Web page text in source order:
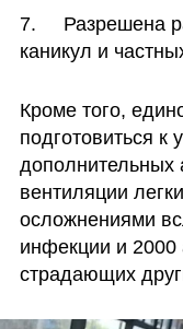
7.	Разрешена работа школ в формате летних
каникул и
Кроме того,
подготовиться к
дополнительных
вентиляции
осложнениями
инфекции и 2000
страдающих